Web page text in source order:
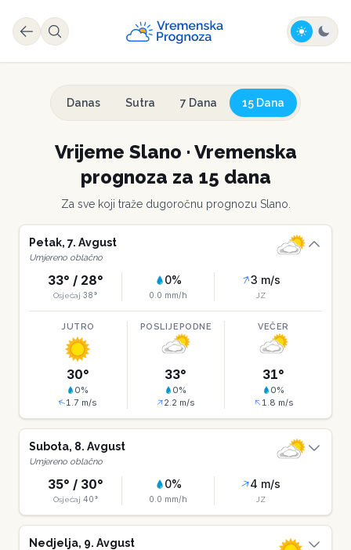
Danas Sutra 7 Dana 15 Dana
Vrijeme Slano · Vremenska
prognoza za 15 dana
Za sve koji traže dugoročnu prognozu Slano
Petak, 7. Avgust
Umjereno oblačno
33° / 28°
Osjećaj 38°
0%
0.0 mm/h
3 m/s
JZ
JUTRO
30°
0%
1.7 m/s
POSLIJEPODNE
33°
0%
2.2 m/s
VEČER
31°
0%
1.8 m/s
Subota, 8. Avgust
Umjereno oblačno
35° / 30°
Osjećaj 40°
0%
0.0 mm/h
4 m/s
JZ
Nedjelja, 9. Avgust